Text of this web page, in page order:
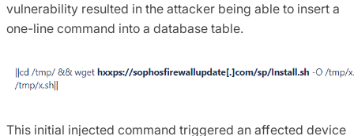
vulnerability resulted in the attacker being able to insert a
one-line command into a database table.
This initial injected command triggered an affected device